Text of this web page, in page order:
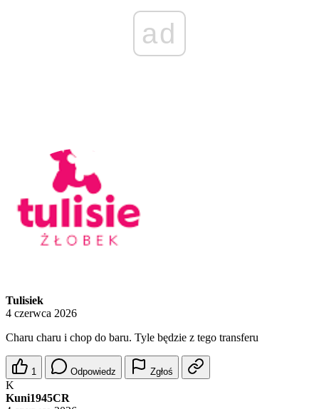
ad
Tulisiek
4 czerwca 2026
Charu charu i chop do baru. Tyle będzie z tego transferu
1 Odpowiedz Zgłoś
K
Kuni1945CR